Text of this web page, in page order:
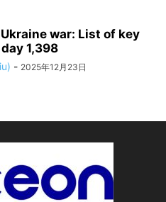
war: List of key
1,398
- 2025年12月23日